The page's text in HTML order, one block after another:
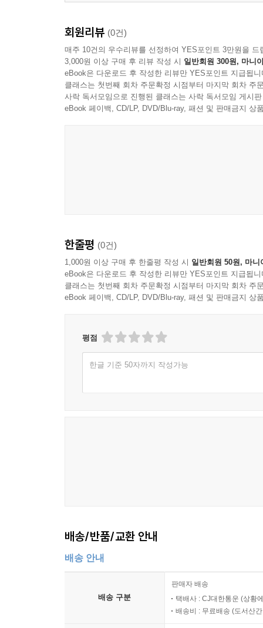
회원리뷰 (0건)
매주 10건의 우수리뷰를 선정하여 YES포인트 3만원을 드
3,000원 이상 구매 후 리뷰 작성 시 일반회원 300원, 마니
eBook은 다운로드 후 작성한 리뷰만 YES포인트 지급됩니
클래스는 첫번째 회차 주문확정 시점부터 마지막 회차 주
사락 독서모임으로 진행된 클래스는 사락 독서모임 게시
eBook 페이백, CD/LP, DVD/Blu-ray, 패션 및 판매금지 상
한줄평 (0건)
1,000원 이상 구매 후 한줄평 작성 시 일반회원 50원, 마니
eBook은 다운로드 후 작성한 리뷰만 YES포인트 지급됩니
클래스는 첫번째 회차 주문확정 시점부터 마지막 회차 주
eBook 페이백, CD/LP, DVD/Blu-ray, 패션 및 판매금지 상
평점
한글 기준 50자까지 작성가능
배송/반품/교환 안내
배송 안내
배송 구분
판매자 배송
택배사 : CJ대한통운 (상황
배송비 : 무료배송 (도서산